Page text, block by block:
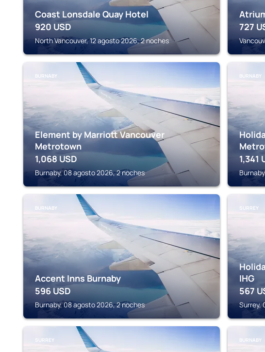
Coast Lonsdale Quay Hotel
920 USD
North Vancouver, 12 agosto 2026, 2 noches
727
BURNABY
Element by Marriott Vancouver
Metrotown
1,068 USD
Burnaby, 08 agosto 2026, 2 noches
BURNABY
1,341
BURNABY
Accent Inns Burnaby
596 USD
Burnaby, 08 agosto 2026, 2 noches
SURREY
IHG
567
Surrey,
SURREY BURNABY